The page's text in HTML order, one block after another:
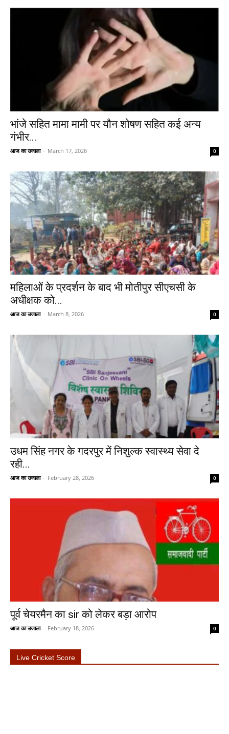
भांजे सहित मामा मामी पर यौन शोषण सहित कई अन्य
गंभीर...
आज का उजाला - March 17, 2026 0
महिलाओं के प्रदर्शन के बाद भी मोतीपुर सीएचसी के
अधीक्षक को...
आज का उजाला - March 8, 2026 0
उधम सिंह नगर के गदरपुर में निशुल्क स्वास्थ्य सेवा दे
रही...
आज का उजाला - February 28, 2026 0
पूर्व चेयरमैन का sir को लेकर बड़ा आरोप
आज का उजाला - February 18, 2026 0
Live Cricket Score